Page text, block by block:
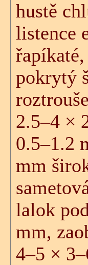
hustě
listence
pokrytý
2.5–4 ×
0.5–1.2
mm
lalok
mm,
4–5 ×